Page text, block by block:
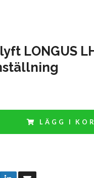
LONGUS
LÄGG I